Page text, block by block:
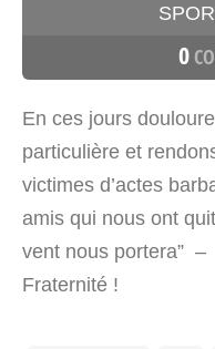
0
En ces jours
particulière et
victimes d’actes
amis qui
vent nous portera”
Fraternité !